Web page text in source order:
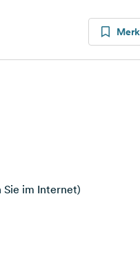
Sie im Internet)